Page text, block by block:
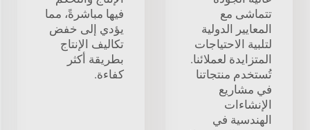
تتماشى مع
المعايير الدولية
لتلبية الاحتياجات
المتزايدة لعملائنا.
تُستخدم منتجاتنا
في مشاريع
الإنشاءات
الهندسية في
فيها مباشرةً، مما
يؤدي إلى خفض
تكاليف الإنتاج
بطريقة أكثر
كفاءة.